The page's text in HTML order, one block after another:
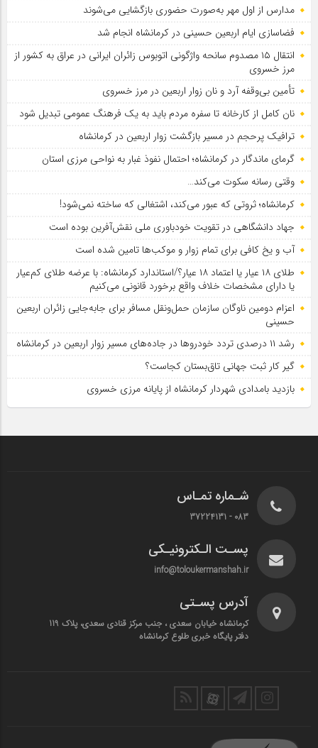
مدارس از اول مهر به‌صورت حضوری بازگشایی می‌شوند
فضاسازی ایام اربعین حسینی در کرمانشاه انجام شد
انتقال ۱۵ مصدوم سانحه واژگونی اتوبوس زائران ایرانی در عراق به کشور از
مرز خسروی
تأمین بی‌وقفه آرد و نان زوار اربعین در مرز خسروی
نان کامل از کارخانه تا سفره مردم باید به یک فرهنگ عمومی تبدیل شود
ترافیک پرحجم در مسیر بازگشت زوار اربعین در کرمانشاه
گرمای ماندگار در کرمانشاه؛ احتمال نفوذ غبار به نواحی مرزی استان
وقتی رسانه سکوت می‌کند…
کرمانشاه؛ ثروتی که عبور می‌کند، اشتغالی که ساخته نمی‌شود!
جهاد دانشگاهی در تقویت خودباوری ملی نقش‌آفرین بوده است
آب و یخ کافی برای تمام زوار و موکب‌ها تامین شده است
طلای ۱۸ عیار یا اعتماد ۱۸ عیار؟/استاندارد کرمانشاه: با عرضه طلای کم‌عیار
یا دارای مشخصات خلاف واقع برخورد قانونی می‌کنیم
اعزام دومین ناوگان سازمان حمل‌ونقل مسافر برای جابه‌جایی زائران اربعین
حسینی
رشد ۱۱ درصدی تردد خودروها در جاده‌های مسیر زوار اربعین در کرمانشاه
گیر کار ثبت جهانی تاق‌بستان کجاست؟
بازدید بامدادی شهردار کرمانشاه از پایانه مرزی خسروی
شـماره تمـاس
083 - 37224131
پسـت الـکترونیـکی
info@toloukermanshah.ir
آدرس پسـتی
کرمانشاه خیابان سعدی ، جنب مرکز قنادی سعدی، پلاک 119
دفتر پایگاه خبری طلوع کرمانشاه